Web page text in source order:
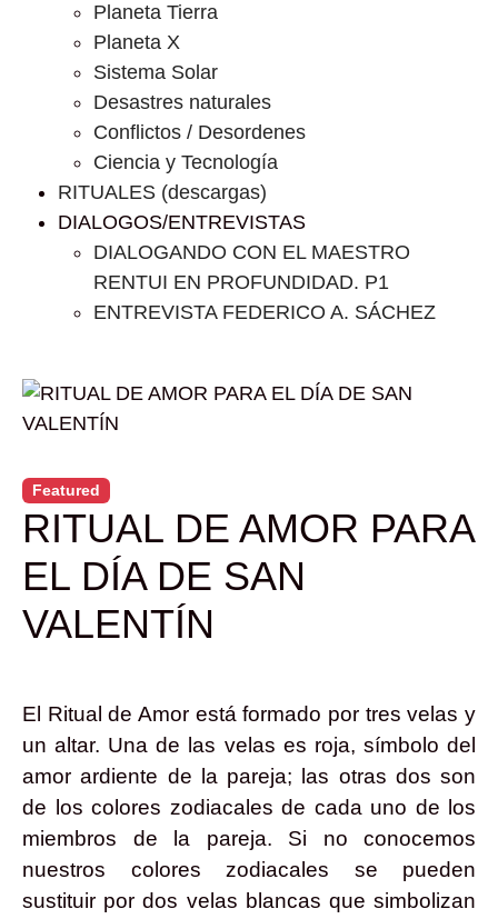
Planeta Tierra
Planeta X
Sistema Solar
Desastres naturales
Conflictos / Desordenes
Ciencia y Tecnología
RITUALES (descargas)
DIALOGOS/ENTREVISTAS
DIALOGANDO CON EL MAESTRO
RENTUI EN PROFUNDIDAD. P1
ENTREVISTA FEDERICO A. SÁCHEZ
Featured
RITUAL DE AMOR PARA
EL DÍA DE SAN
VALENTÍN
El Ritual de Amor está formado por tres velas y
un altar. Una de las velas es roja, símbolo del
amor ardiente de la pareja; las otras dos son
de los colores zodiacales de cada uno de los
miembros de la pareja. Si no conocemos
nuestros colores zodiacales se pueden
sustituir por dos velas blancas que simbolizan